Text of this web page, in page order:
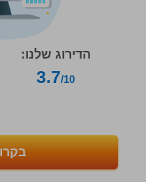
הדירוג שלנו:
3.7/10